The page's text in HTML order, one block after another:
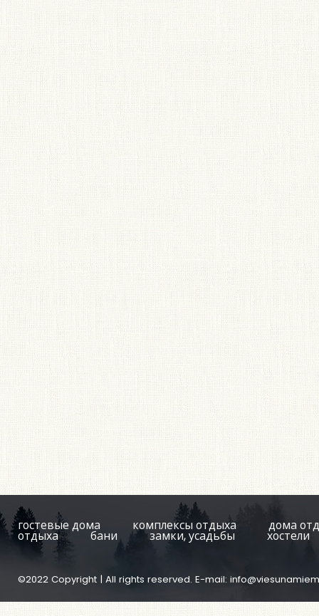
гостевые дома комплексы отдыха дома
отдыха бани замки, усадьбы хостели
©2022 Copyright | All rights reserved. E-mail: